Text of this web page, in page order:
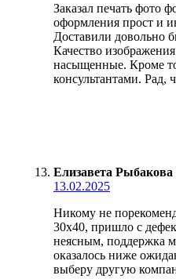
Заказал печать фото
оформления прост и
Доставили довольно
Качество
насыщенные. Кроме
консультантами. Рад,
Елизавета Рыбакова
13.02.2025
Никому не
30х40, пришло с
неясным, поддержка
оказалось ниже
выберу другую